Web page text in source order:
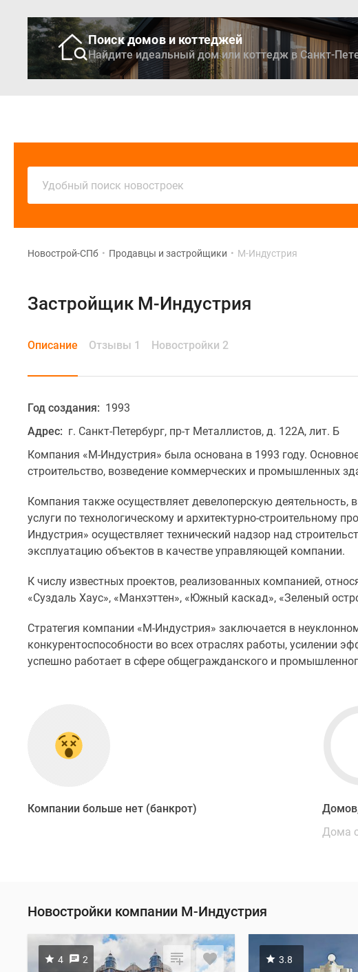
Поиск домов и коттеджей
Найдите идеальный дом или коттедж в Санкт-
Удобный поиск новостроек
Новострой-СПб • Продавцы и застройщики • М-Индустрия
Застройщик М-Индустрия
Описание Отзывы 1 Новостройки 2
Год создания: 1993
Адрес: г. Санкт-Петербург, пр-т Металлистов, д. 122А, лит. Б
Компания «М-Индустрия» была основана в 1993 году.
строительство, возведение коммерческих и промышленных
Компания также осуществляет девелоперскую деятельность,
услуги по технологическому и архитектурно-строительному
Индустрия» осуществляет технический надзор над
эксплуатацию объектов в качестве управляющей компании.
К числу известных проектов, реализованных компанией,
«Суздаль Хаус», «Манхэттен», «Южный каскад», «Зеленый
Стратегия компании «М-Индустрия» заключается в
конкурентоспособности во всех отраслях работы, усилении
успешно работает в сфере общегражданского и
Компании больше нет (банкрот)
Дома
Новостройки компании М-Индустрия
4 2 3.8